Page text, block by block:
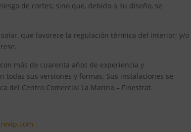
de cortes; sino que, debido a su diseño, se
que favorece la regulación térmica del interior; y/o
más de cuarenta años de experiencia y
sus versiones y formas. Sus instalaciones se
del Centro Comercial La Marina – Finestrat.